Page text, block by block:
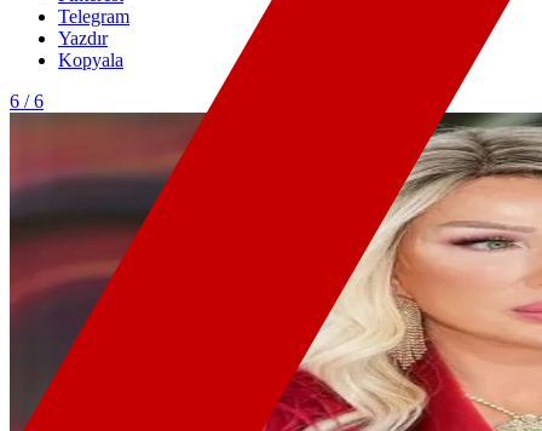
Telegram
Yazdır
Kopyala
6 / 6